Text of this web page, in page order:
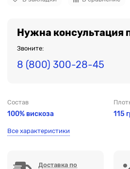
Нужна консультация
Звоните:
8 (800) 300-28-45
Состав
100% вискоза 115
Все характеристики
Доставка по